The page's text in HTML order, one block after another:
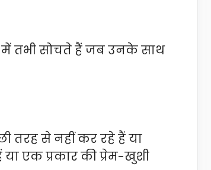
में तभी सोचते हैं जब उनके साथ
तरह से नहीं कर रहे हैं या
या एक प्रकार की प्रेम-खुशी